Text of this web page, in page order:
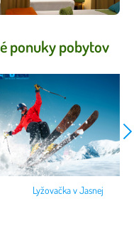
ponuky pobytov
Lyžovačka v Jasnej